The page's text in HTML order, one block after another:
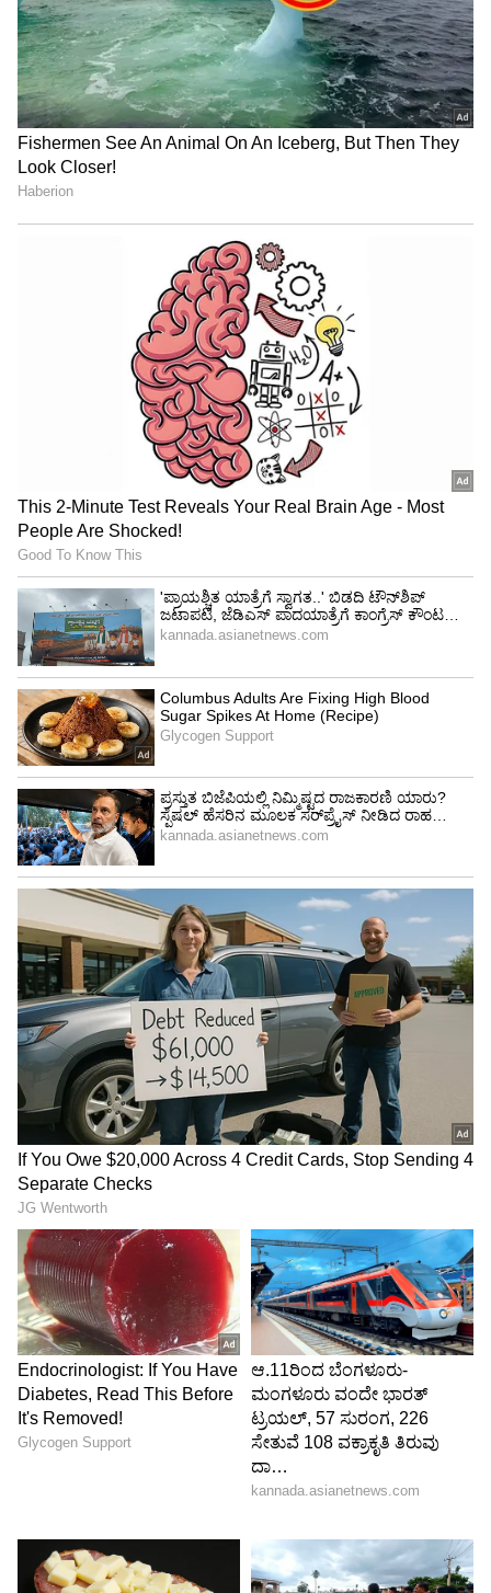
Image Credit : X
2006 ರ ಖಾಸಗಿ ದಾವೆ ಮತ್ತು ತಿದ್ದಲಾದ ದಾಖಲೆಗಳ
ರಹಸ್ಯ
ಜಿಪಿಎ (GPA) ಹೋಲ್ಡರ್/ಖರೀದಿದಾರರಾಗಿದ್ದ ಅಮೃತ್‌ಲಾಲ್
ಜೈನ್ ಎಂಬುವವರ ನಡುವೆ 5 ಎಕರೆ ಜಾಗಕ್ಕೆ ಸಂಬಂಧಿಸಿದಂತೆ
ಖಾಸಗಿ ಸಿವಿಲ್ ದಾವೆಯೊಂದು ನಡೆದಿತ್ತು. ಆದರೆ, ಈ
ದಾವೆಯ ಮೂಲ ಅರ್ಜಿಯಲ್ಲಿ ವಿವಾದಿತ ಜಾಗದ ಸರ್ವೇ
ಸಂಖ್ಯೆಯಾದ 'CTS No. 1047' ಉಲ್ಲೇಖವೇ ಇರಲಿಲ್ಲ.
ತದನಂತರ, 2013 ರಲ್ಲಿ ಈ ದಾವೆಯ ತೀರ್ಪು ಜಾರಿಗೆ ತರುವ
ಪ್ರಕ್ರಿಯೆಗಳ (Execution Proceedings) ಸಂದರ್ಭದಲ್ಲಿ,
ಸಂಚು ರೂಪಿಸಿ 'CTS No. 1047' ನ ಒಂದು ಭಾಗವನ್ನು
ಅರ್ಜಿಯ ಶೆಡ್ಯೂಲ್‌ ಒಳಗೆ ಅಕ್ರಮವಾಗಿ ಸೇರಿಸಲಾಗಿತ್ತು.
4
6
Image Credit :X
ತಪ್ಪು ದಾಖಲೆ ಆಧರಿಸಿ ಕಂದಾಯ ಇಲಾಖೆಗೆ ಸಲ್ಲಿಕೆಯಾದ
ಹೀಗೆ ಅಕ್ರಮವಾಗಿ ಮತ್ತು ಕಾನೂನುಬಾಹಿರವಾಗಿ ತಿದ್ದಲಾದ
ಶೆಡ್ಯೂಲ್ ದಾಖಲೆಯನ್ನು ನ್ಯಾಯಾಲಯದ ಮುಂದೆ
ಮುಂದಿಟ್ಟು, ಅದರ ಆಧಾರದ ಮೇಲೆ ಅಮೃತ್‌ಲಾಲ್ ಜೈನ್
ವಿವಾದಿತ ಭೂಮಿಯ ಸ್ವಾಧೀನವನ್ನು (Possession)
ಪಡೆದುಕೊಂಡಿದ್ದರು. ಅಷ್ಟಕ್ಕೇ ನಿಲ್ಲದೆ, ತಿದ್ದಲಾದ ಈ ಕಳಪೆ
ದಾಖಲೆಗಳನ್ನು ಬಳಸಿ ಕಂದಾಯ ಇಲಾಖೆಯ ಅಧಿಕೃತ
ದಾಖಲೆಗಳಲ್ಲಿ (Revenue Records) ಜಾಗದ ಮಾಲೀಕತ್ವದ
ಅಧಿಕಾರಿಗಳಿಗೆ ಅರ್ಜಿಯನ್ನೂ ಸಲ್ಲಿಸಿದ್ದರು.